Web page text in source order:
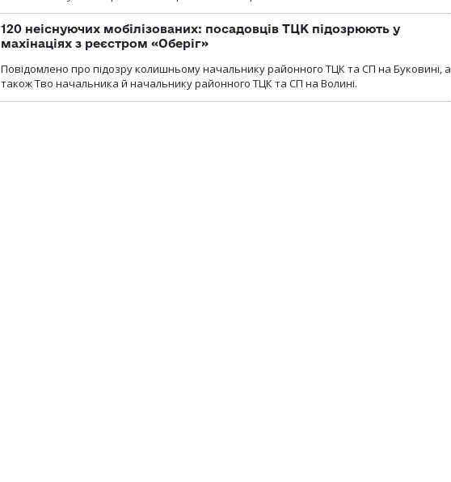
120 неіснуючих мобілізованих: посадовців ТЦК підозрюють у
махінаціях з реєстром «Оберіг»
Повідомлено про підозру колишньому начальнику районного ТЦК та СП на Буковині, а
також Тво начальника й начальнику районного ТЦК та СП на Волині.